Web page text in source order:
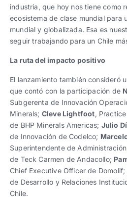
industria, que hoy nos tiene como
ecosistema de clase mundial para
mundial y globalizada. Esa es
seguir trabajando para un Chile
La ruta del impacto positivo
El lanzamiento también consideró
que contó con la participación de
Subgerenta de Innovación
Minerals; Cleve Lightfoot,
de BHP Minerals Americas; Julio
de Innovación de Codelco;
Superintendente de
de Teck Carmen de Andacollo;
Chief Executive Officer de Domolif;
de Desarrollo y Relaciones
Chile.